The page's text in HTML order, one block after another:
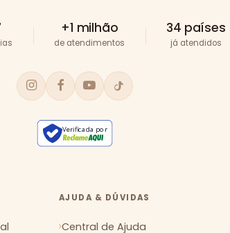
+1 milhão
de atendimentos
34 países
já atendidos
Verificada por
AJUDA & DÚVIDAS
Central de Ajuda